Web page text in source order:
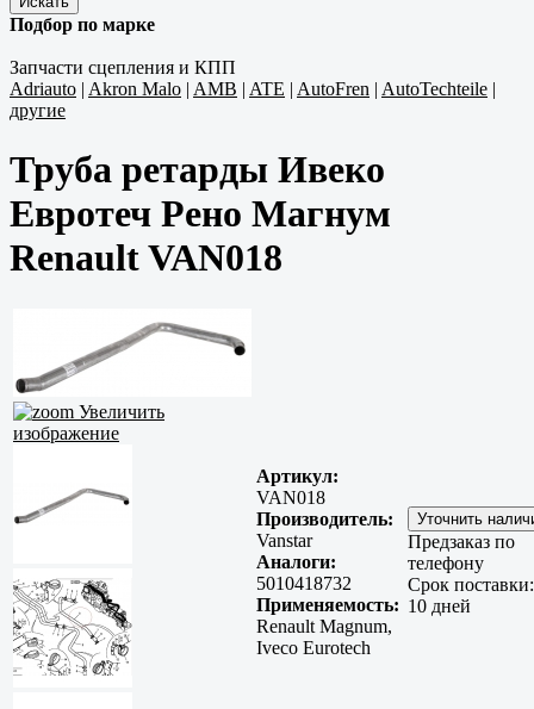
Подбор по марке
Запчасти сцепления и КПП
Adriauto | Akron Malo | AMB | ATE | AutoFren | AutoTechteile |
другие
Труба ретарды Ивеко
Евротеч Рено Магнум
Renault VAN018
Увеличить
изображение
Артикул:
VAN018
Производитель:
Vanstar
Аналоги:
5010418732
Применяемость:
Renault Magnum,
Iveco Eurotech
Предзаказ по
телефону
Срок
10 дней